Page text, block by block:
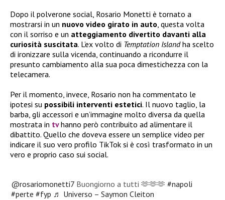
Dopo il polverone social, Rosario Monetti è tornato a
mostrarsi in un nuovo video girato in auto, questa volta
con il sorriso e un atteggiamento divertito davanti alla
curiosità suscitata. L’ex volto di Temptation Islandha scelto
di ironizzare sulla vicenda, continuando a ricondurre il
presunto cambiamento alla sua poca dimestichezza con la
telecamera.
Per il momento, invece, Rosario non ha commentato le
ipotesi su possibili interventi estetici. Il nuovo taglio, la
barba, gli accessori e un’immagine molto diversa da quella
mostrata in tvhanno però contribuito ad alimentare il
dibattito. Quello che doveva essere un semplice video per
indicare il suo vero profilo TikTok si è così trasformato in un
vero e proprio caso sui social.
@rosariomonetti7 Buongiorno a tutti 🫶🫶🫶#napoli
#perte #fyp ♬ Universo – Saymon Cleiton